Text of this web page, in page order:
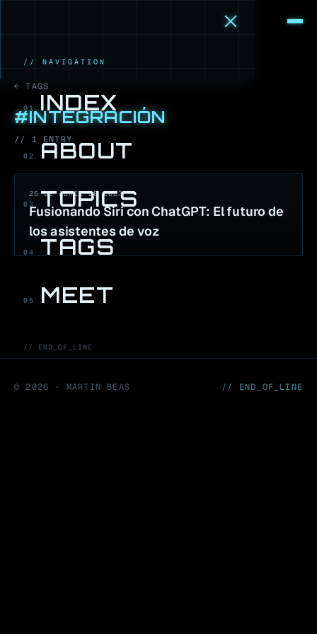
// NAVIGATION
01 INDEX
02 ABOUT
03 TOPICS
04 TAGS
05 MEET
// END_OF_LINE
← TAGS
#INTEGRACIÓN
// 1 ENTRY
25 DE ABRIL DE 2023
Fusionando Siri con ChatGPT: El futuro de
los asistentes de voz
©2026 · MARTIN BEAS // END_OF_LINE